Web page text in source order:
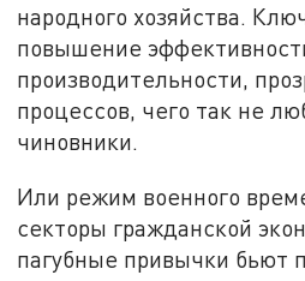
народного хозяйства.
повышение
производительности,
процессов, чего так не
чиновники.
Или режим военного
секторы гражданской
пагубные привычки бьют